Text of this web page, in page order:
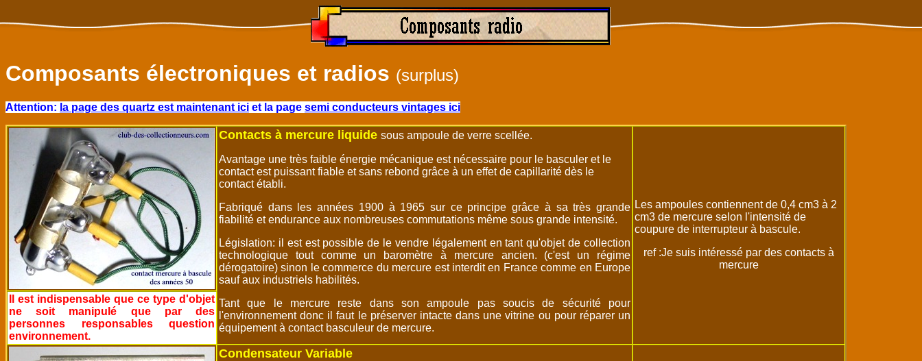
Composants électroniques et radios (surplus)
Attention: la page des quartz est maintenant ici et la page semi conducteurs vintages ici
Contacts à mercure liquide sous ampoule de verre scellée.
Avantage une très faible énergie mécanique est nécessaire pour le basculer et le
contact est puissant fiable et sans rebond grâce à un effet de capillarité dès le
contact établi.
Fabriqué dans les années 1900 à 1965 sur ce principe grâce à sa très grande
fiabilité et endurance aux nombreuses commutations même sous grande intensité.
Législation: il est est possible de le vendre légalement en tant qu'objet de collection
technologique tout comme un baromètre à mercure ancien. (c'est un régime
dérogatoire) sinon le commerce du mercure est interdit en France comme en Europe
sauf aux industriels habilités.
Tant que le mercure reste dans son ampoule pas soucis de sécurité pour
l'environnement donc il faut le préserver intacte dans une vitrine ou pour réparer un
équipement à contact basculeur de mercure.
Les ampoules contiennent de 0,4 cm3 à 2
cm3 de mercure selon l'intensité de
coupure de interrupteur à bascule.
ref :Je suis intéressé par des contacts à
mercure
Il est indispensable que ce type d'objet
ne soit manipulé que par des
personnes responsables question
environnement.
Condensateur Variable